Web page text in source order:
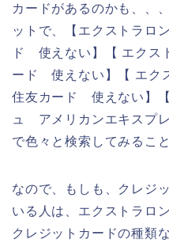
カードがあるのかも、、
ットで、【エクストラロ
ド 使えない】【 エクス
ード 使えない】【 エク
住友カード 使えない】
ュ アメリカンエキスプ
で色々と検索してみるこ
なので、もしも、クレジ
いる人は、エクストラロ
クレジットカードの種類